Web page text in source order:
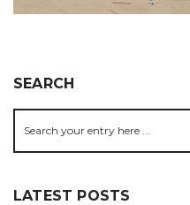
SEARCH
LATEST POSTS